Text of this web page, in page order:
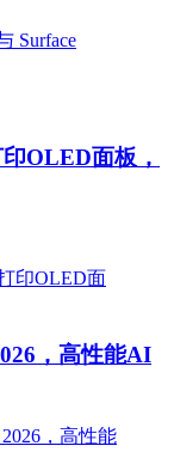
OLED面板，
，高性能AI